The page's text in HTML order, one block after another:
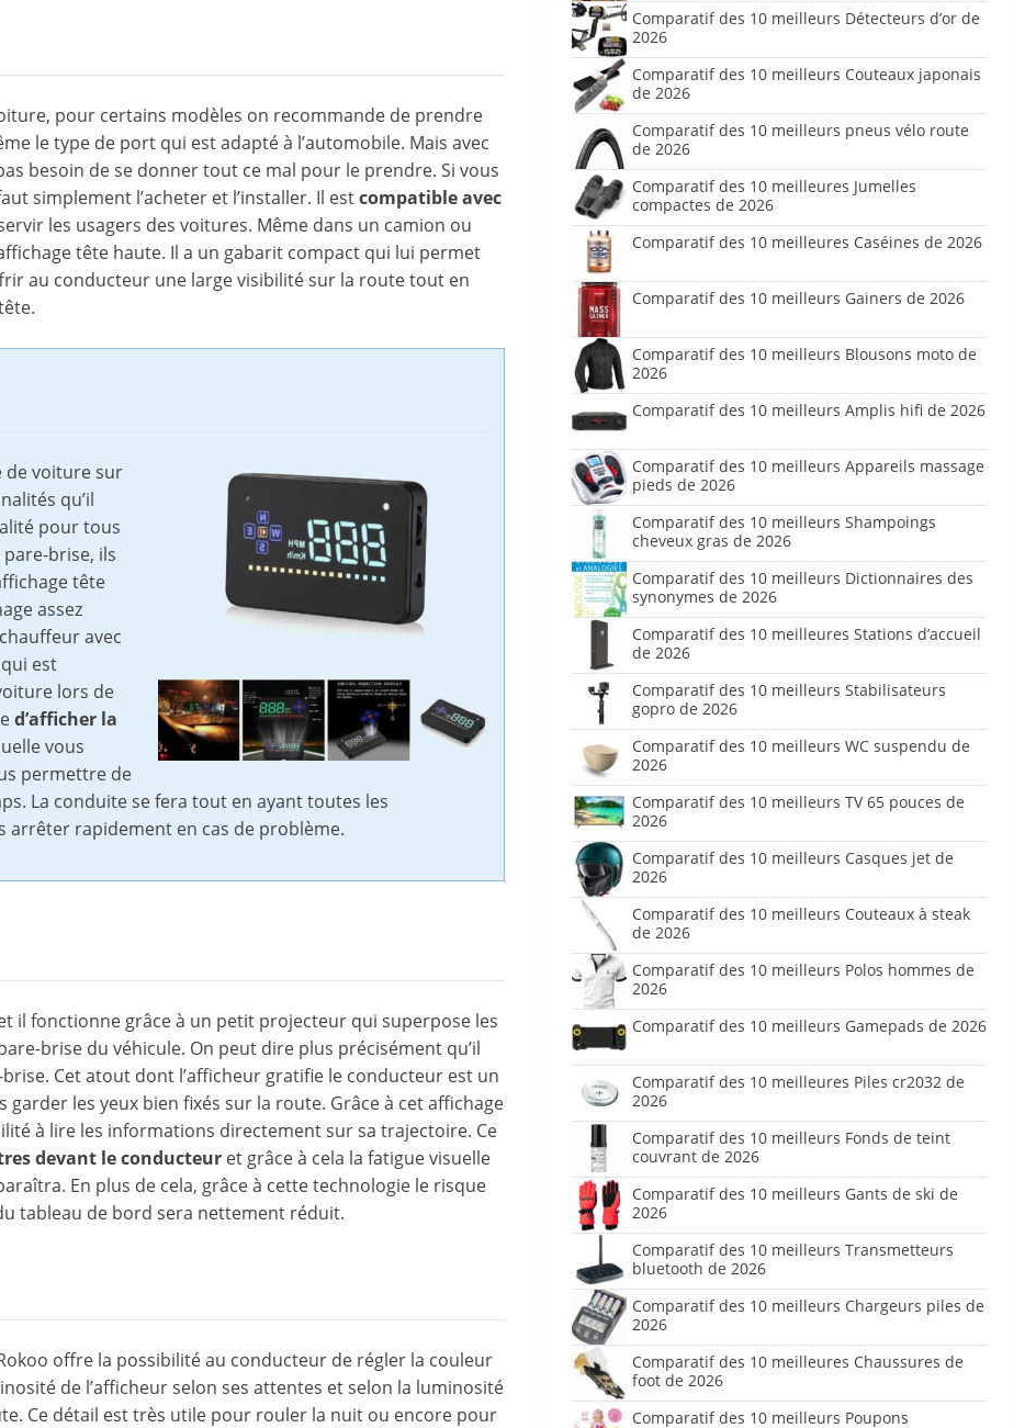
pour certains modèles on recommande de prendre
le type de port qui est adapté à l’automobile. Mais avec
besoin de se donner tout ce mal pour le prendre. Si vous
simplement l’acheter et l’installer. Il estcompatible avec
les usagers des voitures. Même dans un camion ou
tête haute. Il a un gabarit compact qui lui permet
au conducteur une large visibilité sur la route tout en
de voiture sur
qu’il
pour tous
brise, ils
tête
assez
avec
est
lors de
d’afficher la
vous
permettre de
La conduite se fera tout en ayant toutes les
rapidement en cas de problème.
il fonctionne grâce à un petit projecteur qui superpose les
brise du véhicule. On peut dire plus précisément qu’il
Cet atout dont l’afficheur gratifie le conducteur est un
les yeux bien fixés sur la route. Grâce à cet affichage
à lire les informations directement sur sa trajectoire. Ce
devant le conducteur et grâce à cela la fatigue visuelle
En plus de cela, grâce à cette technologie le risque
tableau de bord sera nettement réduit.
offre la possibilité au conducteur de régler la couleur
de l’afficheur selon ses attentes et selon la luminosité
Ce détail est très utile pour rouler la nuit ou encore pour
Comparatif des 10 meilleurs Détecteurs d’or de
2026
Comparatif des 10 meilleurs Couteaux japonais
de 2026
Comparatif des 10 meilleurs pneus vélo route
de 2026
Comparatif des 10 meilleures Jumelles
compactes de 2026
Comparatif des 10 meilleures Caséines de 2026
Comparatif des 10 meilleurs Gainers de 2026
Comparatif des 10 meilleurs Blousons moto de
2026
Comparatif des 10 meilleurs Amplis hifi de 2026
Comparatif des 10 meilleurs Appareils massage
pieds de 2026
Comparatif des 10 meilleurs Shampoings
cheveux gras de 2026
Comparatif des 10 meilleurs Dictionnaires des
synonymes de 2026
Comparatif des 10 meilleures Stations d’accueil
de 2026
Comparatif des 10 meilleurs Stabilisateurs
gopro de 2026
Comparatif des 10 meilleurs WC suspendu de
2026
Comparatif des 10 meilleurs TV 65 pouces de
2026
Comparatif des 10 meilleurs Casques jet de
2026
Comparatif des 10 meilleurs Couteaux à steak
de 2026
Comparatif des 10 meilleurs Polos hommes de
2026
Comparatif des 10 meilleurs Gamepads de 2026
Comparatif des 10 meilleures Piles cr2032 de
2026
Comparatif des 10 meilleurs Fonds de teint
couvrant de 2026
Comparatif des 10 meilleurs Gants de ski de
2026
Comparatif des 10 meilleurs Transmetteurs
bluetooth de 2026
Comparatif des 10 meilleurs Chargeurs piles de
2026
Comparatif des 10 meilleures Chaussures de
foot de 2026
Comparatif des 10 meilleurs Poupons